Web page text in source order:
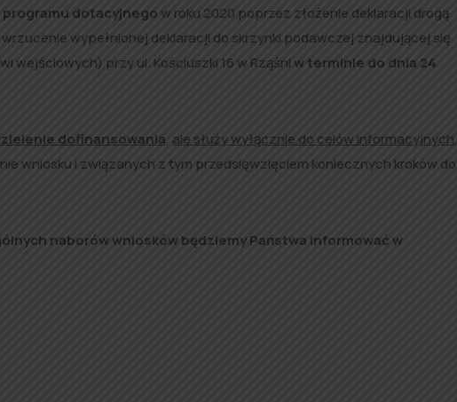
dotacyjnegow roku 2020 poprzez złożenie deklaracji drogą
wypełnionej deklaracji do skrzynki podawczej znajdującej się
wejściowych) przy ul. Kościuszki 16 w Rząśni w terminie do dnia 24
dofinansowania, ale służy wyłącznie do celów informacyjnych,
wniosku i związanych z tym przedsięwzięciem koniecznych kroków do
naborów wniosków będziemy Państwa informować w